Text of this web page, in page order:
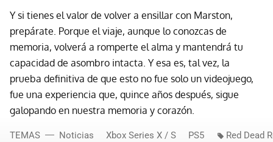
Y si tienes el valor de volver a ensillar con Marston,
prepárate. Porque el viaje, aunque lo conozcas de
memoria, volverá a romperte el alma y mantendrá tu
capacidad de asombro intacta. Y esa es, tal vez, la
prueba definitiva de que esto no fue solo un videojuego,
fue una experiencia que, quince años después, sigue
galopando en nuestra memoria y corazón.
TEMAS Noticias Xbox Series X / S PS5 Red Dead